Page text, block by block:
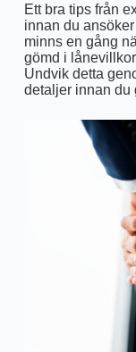
Ett bra tips från
innan du
minns en gång
gömd i
Undvik detta
detaljer innan du